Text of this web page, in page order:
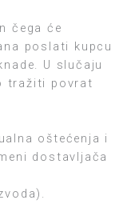
čega će
poslati kupcu
U slučaju
tražiti povrat
oštećenja i
dostavljača